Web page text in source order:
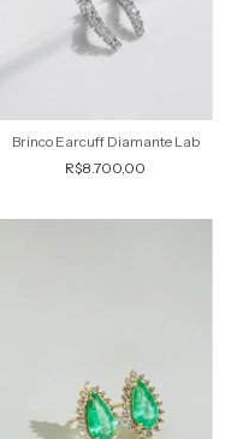
Brinco Earcuff Diamante Lab
R$8.700,00